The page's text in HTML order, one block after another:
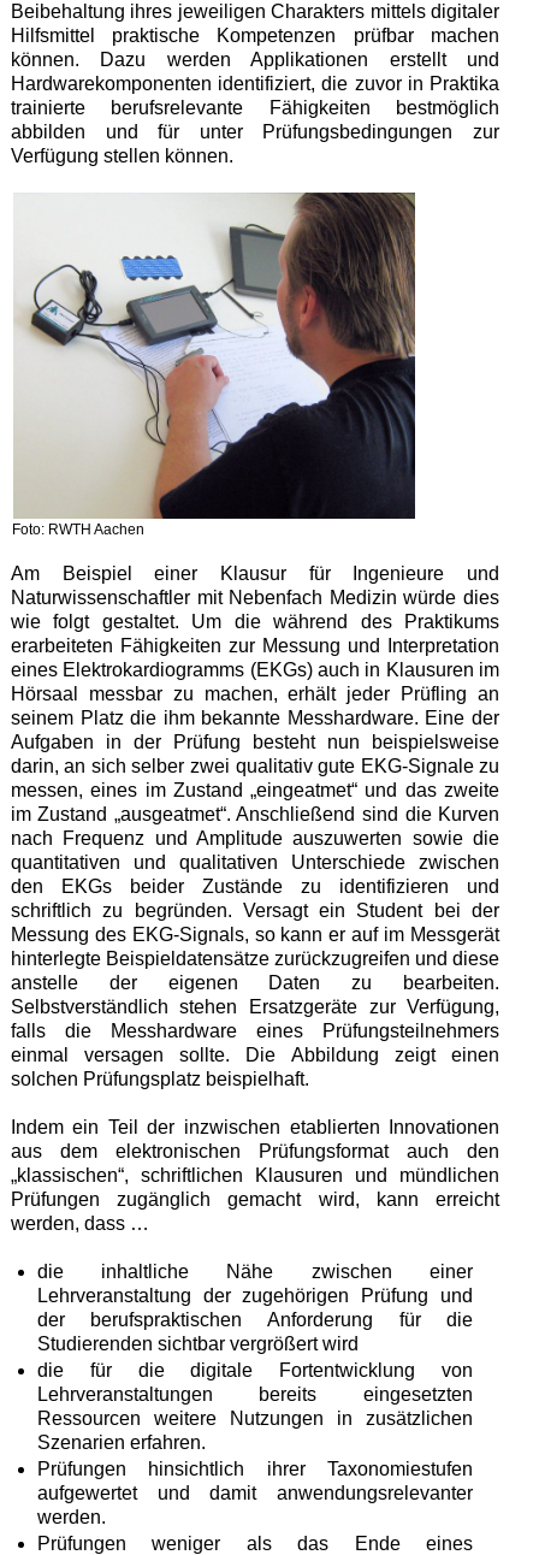
Beibehaltung ihres jeweiligen Charakters mittels digitaler
Hilfsmittel praktische Kompetenzen prüfbar machen
können. Dazu werden Applikationen erstellt und
Hardwarekomponenten identifiziert, die zuvor in Praktika
trainierte berufsrelevante Fähigkeiten bestmöglich
abbilden und für unter Prüfungsbedingungen zur
Verfügung stellen können.
Foto: RWTH Aachen
Am Beispiel einer Klausur für Ingenieure und
Naturwissenschaftler mit Nebenfach Medizin würde dies
wie folgt gestaltet. Um die während des Praktikums
erarbeiteten Fähigkeiten zur Messung und Interpretation
eines Elektrokardiogramms (EKGs) auch in Klausuren im
Hörsaal messbar zu machen, erhält jeder Prüfling an
seinem Platz die ihm bekannte Messhardware. Eine der
Aufgaben in der Prüfung besteht nun beispielsweise
darin, an sich selber zwei qualitativ gute EKG-Signale zu
messen, eines im Zustand „eingeatmet“ und das zweite
im Zustand „ausgeatmet“. Anschließend sind die Kurven
nach Frequenz und Amplitude auszuwerten sowie die
quantitativen und qualitativen Unterschiede zwischen
den EKGs beider Zustände zu identifizieren und
schriftlich zu begründen. Versagt ein Student bei der
Messung des EKG-Signals, so kann er auf im Messgerät
hinterlegte Beispieldatensätze zurückzugreifen und diese
anstelle der eigenen Daten zu bearbeiten.
Selbstverständlich stehen Ersatzgeräte zur Verfügung,
falls die Messhardware eines Prüfungsteilnehmers
einmal versagen sollte. Die Abbildung zeigt einen
solchen Prüfungsplatz beispielhaft.
Indem ein Teil der inzwischen etablierten Innovationen
aus dem elektronischen Prüfungsformat auch den
„klassischen“, schriftlichen Klausuren und mündlichen
Prüfungen zugänglich gemacht wird, kann erreicht
werden, dass …
die inhaltliche Nähe zwischen einer
Lehrveranstaltung der zugehörigen Prüfung und
der berufspraktischen Anforderung für die
Studierenden sichtbar vergrößert wird
die für die digitale Fortentwicklung von
Lehrveranstaltungen bereits eingesetzten
Ressourcen weitere Nutzungen in zusätzlichen
Szenarien erfahren.
Prüfungen hinsichtlich ihrer Taxonomiestufen
aufgewertet und damit anwendungsrelevanter
werden.
Prüfungen weniger als das Ende eines